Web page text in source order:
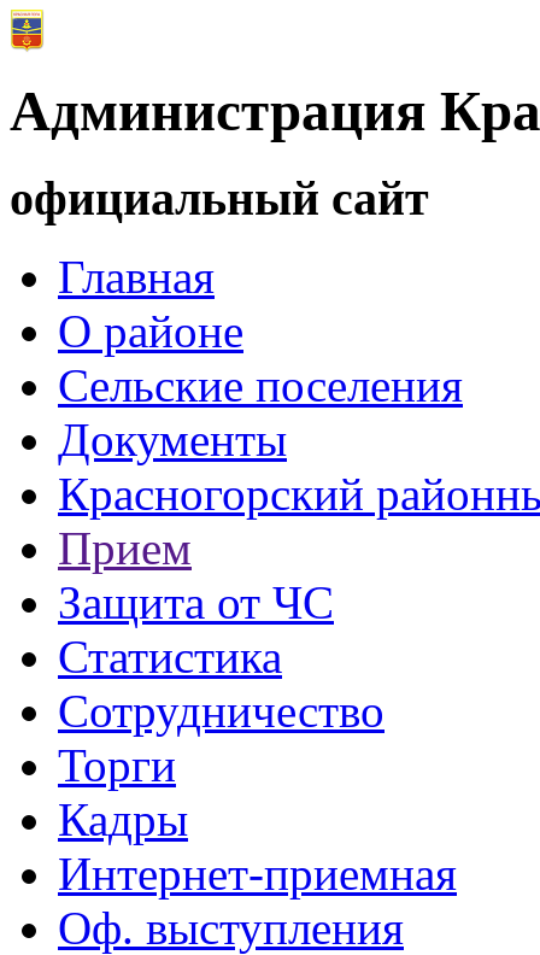
Администрация
официальный сайт
Главная
О районе
Сельские поселения
Документы
Красногорский
Прием
Защита от ЧС
Статистика
Сотрудничество
Торги
Кадры
Интернет-приемная
Оф. выступления